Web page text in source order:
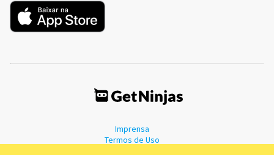
Imprensa
Termos de Uso